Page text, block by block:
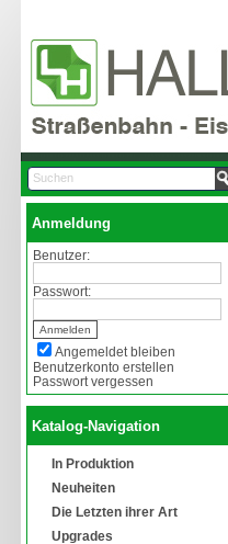
Anmeldung
Benutzer:
Passwort:
Angemeldet bleiben
Benutzerkonto erstellen
Passwort vergessen
Katalog-Navigation
In Produktion
Neuheiten
Die Letzten ihrer Art
Upgrades